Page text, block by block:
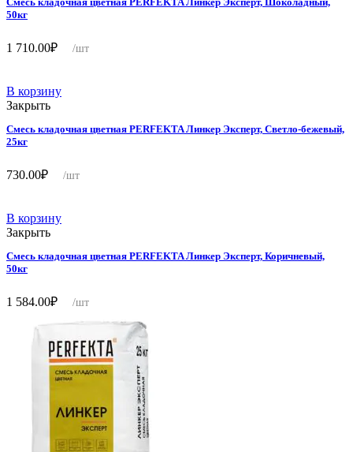
50кг
1 710.00₽ /шт
В корзину
Закрыть
Смесь кладочная цветная PERFEKTA Линкер Эксперт, Светло-бежевый,
25кг
730.00₽ /шт
В корзину
Закрыть
Смесь кладочная цветная PERFEKTA Линкер Эксперт, Коричневый,
50кг
1 584.00₽ /шт